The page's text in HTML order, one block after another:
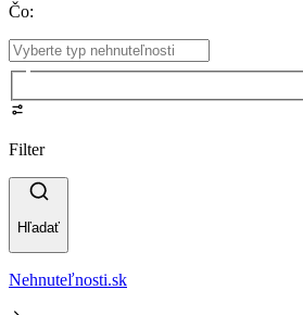
Čo:
Filter
Hľadať
Nehnuteľnosti.sk